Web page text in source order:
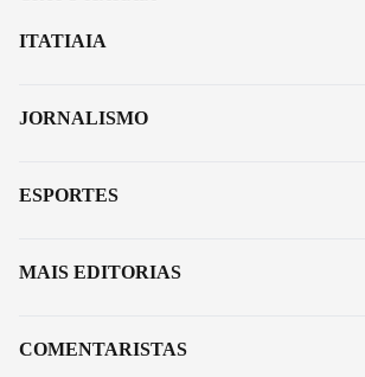
ITATIAIA
JORNALISMO
ESPORTES
MAIS EDITORIAS
COMENTARISTAS